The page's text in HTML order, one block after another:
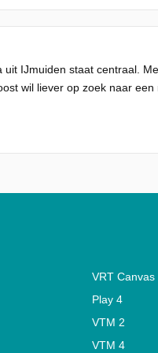
IJmuiden staat centraal.
wil liever op zoek naar een
VRT Canvas
Play 4
VTM 2
VTM 4